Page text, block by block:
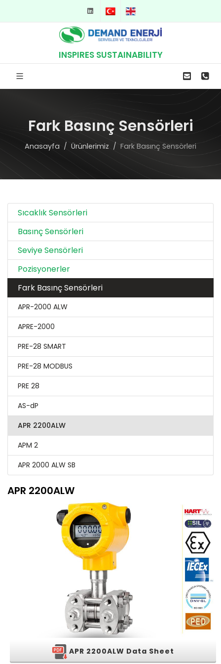
TR EN
INSPIRES SUSTAINABILITY
Fark Basınç Sensörleri
Anasayfa Ürünlerimiz Fark Basınç Sensörleri
Sıcaklık Sensörleri
Basınç Sensörleri
Seviye Sensörleri
Pozisyonerler
Fark Basınç Sensörleri
APR-2000 ALW
APRE-2000
PRE-28 SMART
PRE-28 MODBUS
PRE 28
AS-dP
APR 2200ALW
APM 2
APR 2000 ALW SB
APR 2200ALW
APR 2200ALW Data Sheet